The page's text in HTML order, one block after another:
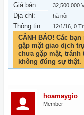
Giá bán: 32,500,000
Địa chỉ: hà nôi
Thông tin: 12/1/16 , 0
CẢNH BÁO! Các
gặp mặt giao dịch
chưa gặp mặt,
không đúng sự thật.
hoamaygio
Member